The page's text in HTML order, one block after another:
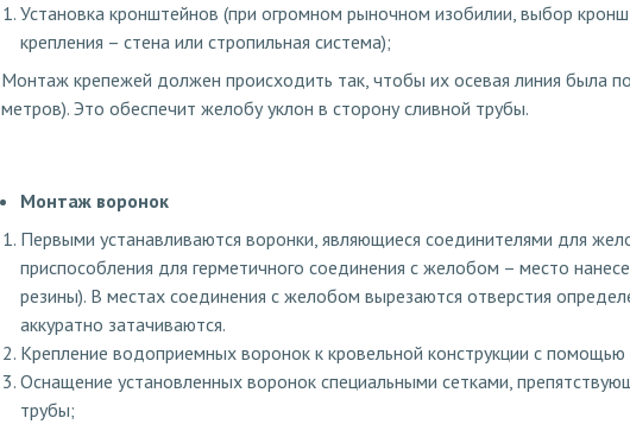
Установка кронштейнов (при огромном рыночном изобилии, выбор
крепления – стена или стропильная система);
Монтаж крепежей должен происходить так, чтобы их осевая линия была
метров). Это обеспечит желобу уклон в сторону сливной трубы.
Монтаж воронок
Первыми устанавливаются воронки, являющиеся соединителями для
приспособления для герметичного соединения с желобом – место
резины). В местах соединения с желобом вырезаются отверстия
аккуратно затачиваются.
Крепление водоприемных воронок к кровельной конструкции с
Оснащение установленных воронок специальными сетками,
трубы;